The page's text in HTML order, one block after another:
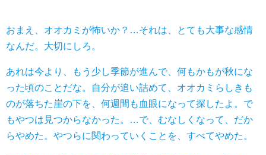
おまえ、オオカミが怖いか？…それは、とても大事な感情
なんだ。大切にしろ。
あれは今より、もう少し季節が進んで、何もかもが秋にな
った頃のことだな。自分が追い詰めて、オオカミらしきも
のが落ちた崖の下を、何週間も血眼になって探したよ。で
もやつは見つからなかった。…で、むなしくなって、だか
らやめた。やつらに関わっていくことを、すべてやめた。